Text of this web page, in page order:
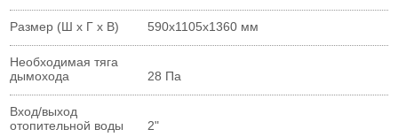
Размер (Ш х Г х В) 590х1105х1360 мм
Необходимая тяга
дымохода
28 Па
Вход/выход
отопительной воды
2"